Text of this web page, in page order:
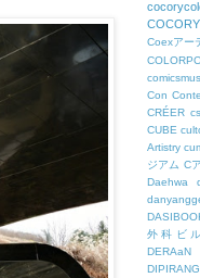
Coexアー
Con
CRÉER
CUBE
Artistry
ジアム C
Daehwa
外科ビル
DERAaN
DIPIRANG